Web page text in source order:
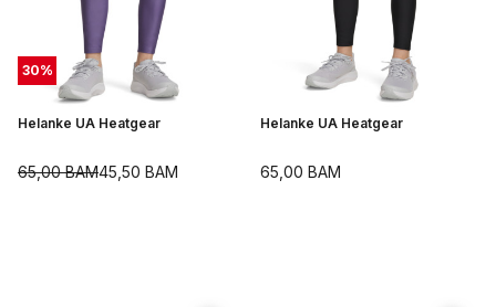
30%
Helanke UA Heatgear
45,50 BAM
65,00BAM
Helanke UA Heatgear
65,00 BAM